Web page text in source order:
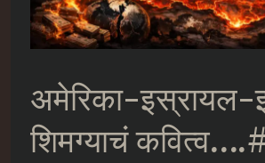
अमेरिका-इस्रायल-
शिमग्याचं